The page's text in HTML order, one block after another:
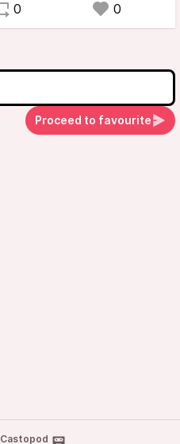
0 0
Proceed to favourite
Castopod